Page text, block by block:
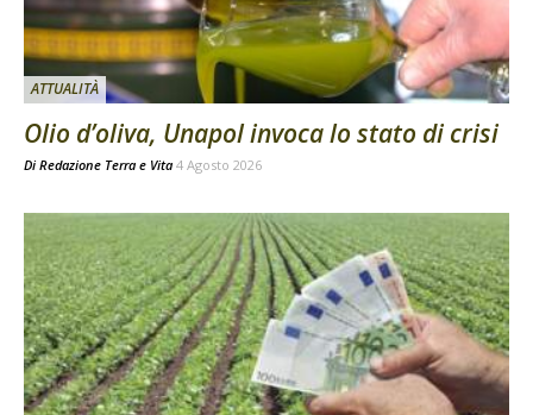
ATTUALITÀ
Olio d’oliva, Unapol invoca lo stato di crisi
Di Redazione Terra e Vita 4 Agosto 2026